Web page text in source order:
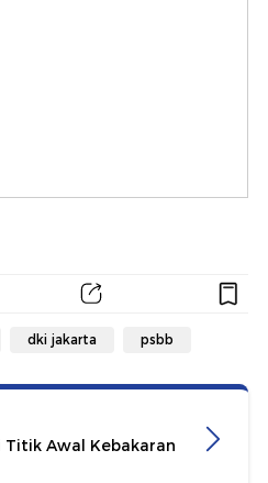
dki jakarta psbb
Awal Kebakaran